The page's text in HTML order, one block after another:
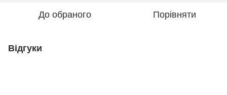
До обраного Порівняти
Відгуки